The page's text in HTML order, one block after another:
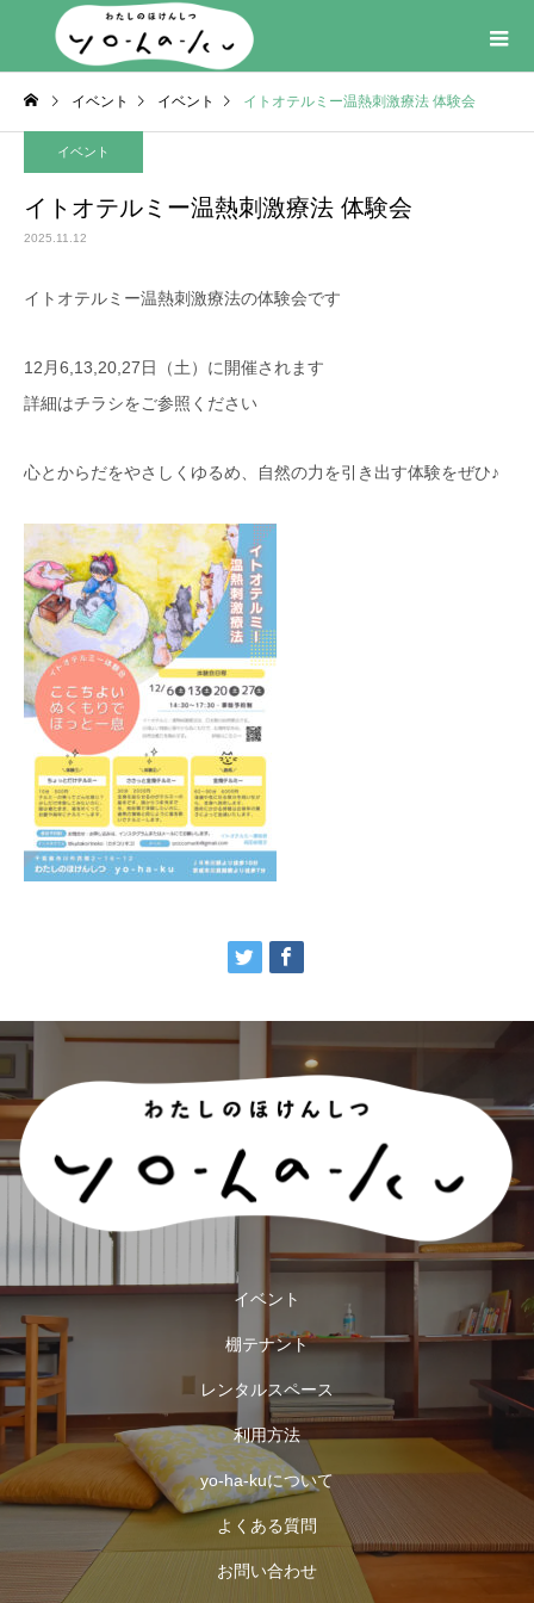
イベント イベント イトオテルミー温熱刺激療法 体験会
イトオテルミー温熱刺激療法 体験会
2025.11.12
イベント
イトオテルミー温熱刺激療法の体験会です
12月6,13,20,27日（土）に開催されます
詳細はチラシをご参照ください
心とからだをやさしくゆるめ、自然の力を引き出す体験をぜひ♪
イベント
棚テナント
レンタルスペース
利用方法
yo-ha-kuについて
よくある質問
お問い合わせ